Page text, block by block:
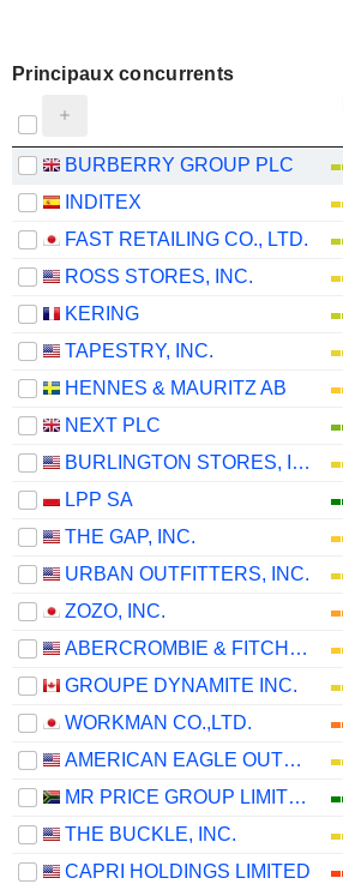
Principaux concurrents
BURBERRY GROUP PLC
INDITEX
FAST RETAILING CO., LTD.
ROSS STORES, INC.
KERING
TAPESTRY, INC.
HENNES & MAURITZ AB
NEXT PLC
BURLINGTON STORES, INC.
LPP SA
THE GAP, INC.
URBAN OUTFITTERS, INC.
ZOZO, INC.
ABERCROMBIE & FITCH CO.
GROUPE DYNAMITE INC.
WORKMAN CO.,LTD.
AMERICAN EAGLE OUTFITTERS, INC.
MR PRICE GROUP LIMITED
THE BUCKLE, INC.
CAPRI HOLDINGS LIMITED